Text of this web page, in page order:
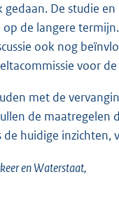
De studie
de langere
ook nog
voor
met de
de
huidige
en Waterstaat,